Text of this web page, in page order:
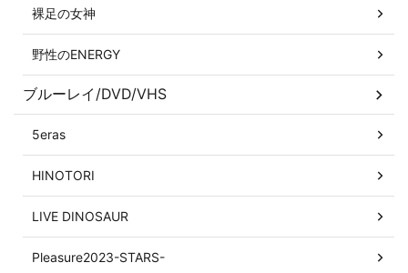
裸足の女神
野性のENERGY
ブルーレイ/DVD/VHS
5eras
HINOTORI
LIVE DINOSAUR
Pleasure2023-STARS-